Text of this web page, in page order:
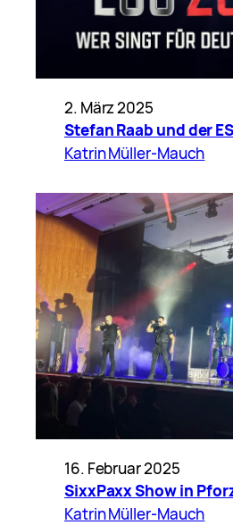
2. März 2025
Stefan Raab und der
Katrin Müller-Mauch
16. Februar 2025
SixxPaxx Show in
Katrin Müller-Mauch